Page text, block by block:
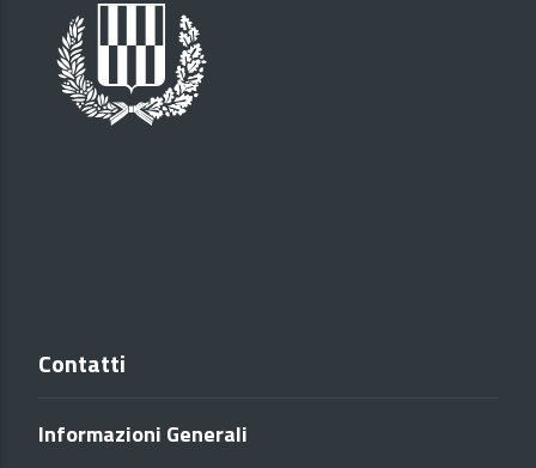
Contatti
Informazioni Generali